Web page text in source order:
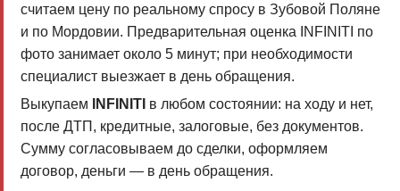
считаем цену по реальному спросу в Зубовой Поляне
и по Мордовии. Предварительная оценка INFINITI по
фото занимает около 5 минут; при необходимости
специалист выезжает в день обращения.
Выкупаем
INFINITI в любом состоянии: на ходу и нет,
после ДТП, кредитные, залоговые, без документов.
Сумму согласовываем до сделки, оформляем
договор, деньги — в день обращения.